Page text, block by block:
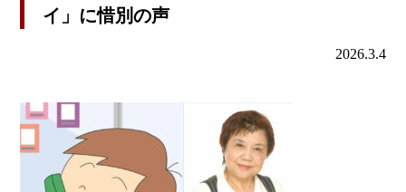
イ」に惜別の声
2026.3.4